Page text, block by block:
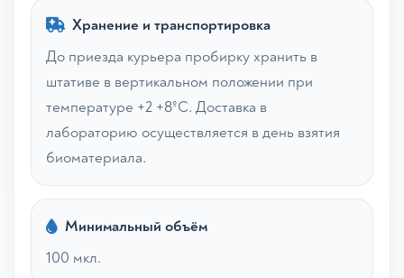
Хранение и транспортировка
До приезда курьера пробирку хранить в
штативе в вертикальном положении при
температуре +2 +8ºС. Доставка в
лабораторию осуществляется в день взятия
биоматериала.
Минимальный объём
100 мкл.